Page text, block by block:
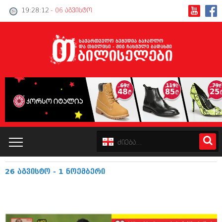
19:28:13 - 06 აგვისტო
კატალოგი
ინტერვიუები
26 აგვისტო - 1 ნოემბერი